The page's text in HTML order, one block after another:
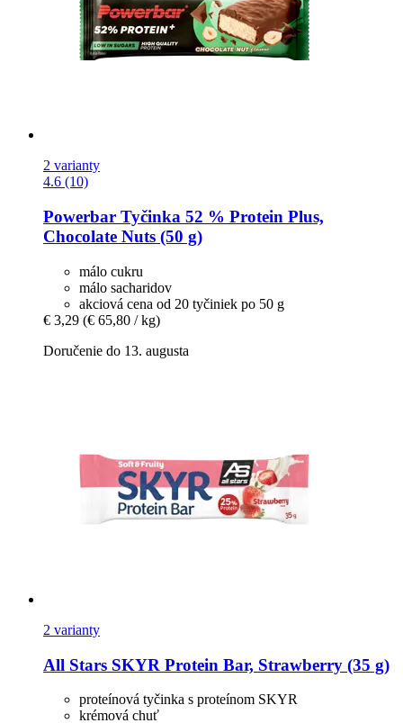
2 varianty
4.6 (10)
Powerbar Tyčinka 52 % Protein Plus,
Chocolate Nuts (50 g)
málo cukru
málo sacharidov
akciová cena od 20 tyčiniek po 50 g
€ 3,29 (€ 65,80 / kg)
Doručenie do 13. augusta
2 varianty
All Stars SKYR Protein Bar, Strawberry (35 g)
proteínová tyčinka s proteínom SKYR
krémová chuť